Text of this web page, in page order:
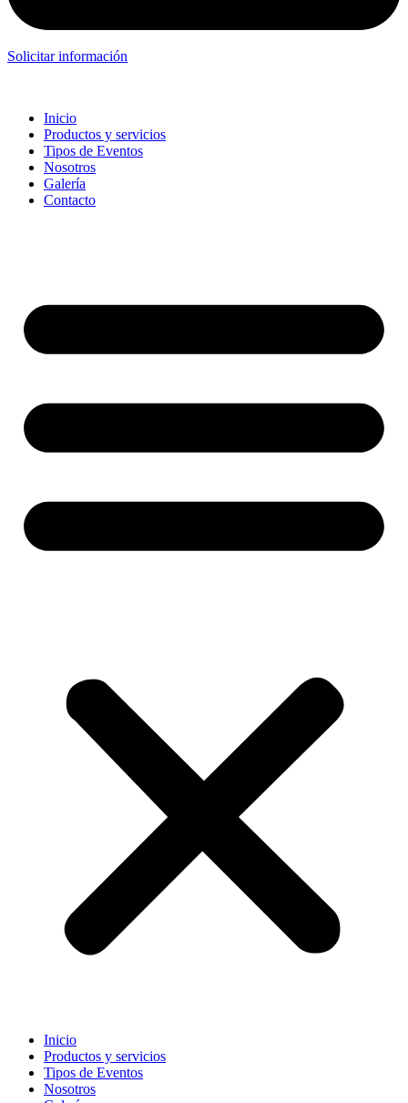
Solicitar información
Inicio
Productos y servicios
Tipos de Eventos
Nosotros
Galería
Contacto
Inicio
Productos y servicios
Tipos de Eventos
Nosotros